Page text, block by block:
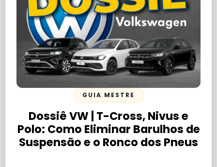
GUIA MESTRE
Dossiê VW | T-Cross, Nivus e
Polo: Como Eliminar Barulhos de
Suspensão e o Ronco dos Pneus